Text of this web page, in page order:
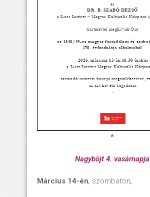
*
Nagyböjt 4. vasárnapja
Március 14-én, szombaton,